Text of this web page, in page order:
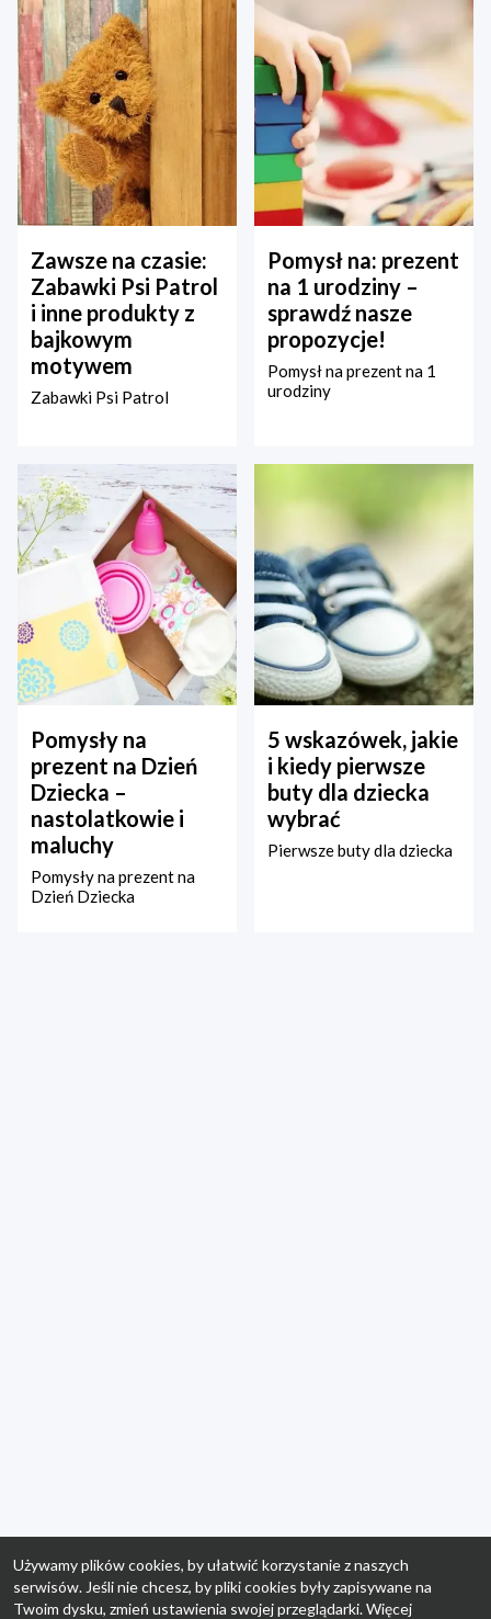
Zawsze na czasie:
Zabawki Psi Patrol
i inne produkty z
bajkowym
motywem
Zabawki Psi Patrol
Pomysł na: prezent
na 1 urodziny –
sprawdź nasze
propozycje!
Pomysł na prezent na 1
urodziny
Pomysły na
prezent na Dzień
Dziecka –
nastolatkowie i
maluchy
Pomysły na prezent na
Dzień Dziecka
5 wskazówek, jakie
i kiedy pierwsze
buty dla dziecka
wybrać
Pierwsze buty dla dziecka
Używamy plików cookies, by ułatwić korzystanie z naszych
serwisów. Jeśli nie chcesz, by pliki cookies były zapisywane na
Twoim dysku, zmień ustawienia swojej przeglądarki. Więcej